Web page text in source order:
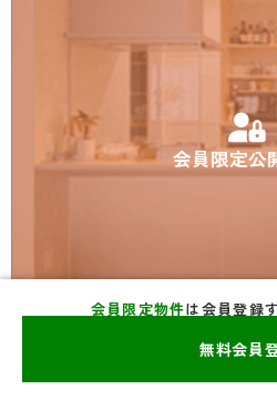
会員限定公
会員限定物件は会員登録
無料会員